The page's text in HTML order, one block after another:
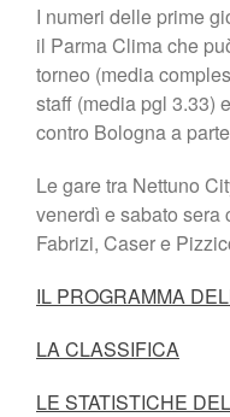
I numeri delle prime
il Parma Clima che
torneo (media
staff (media pgl 3.33)
contro Bologna a
Le gare tra Nettuno
venerdì e sabato sera
Fabrizi, Caser e
IL PROGRAMMA
LA CLASSIFICA
LE STATISTICHE